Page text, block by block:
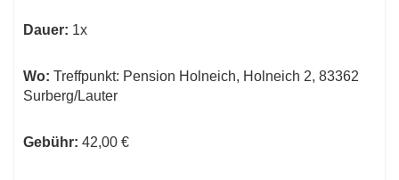
Dauer: 1x
Wo: Treffpunkt: Pension Holneich, Holneich 2, 83362
Surberg/Lauter
Gebühr: 42,00 €